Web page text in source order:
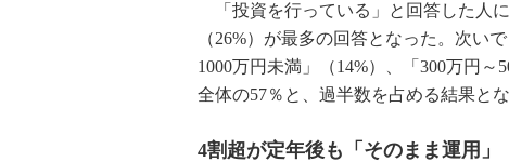
「投資を行っている」と回答した人
（26%）が最多の回答となった。次い
1000万円未満」（14%）、「300万円
全体の57％と、過半数を占める結果とな
4割超が定年後も「そのまま運用」